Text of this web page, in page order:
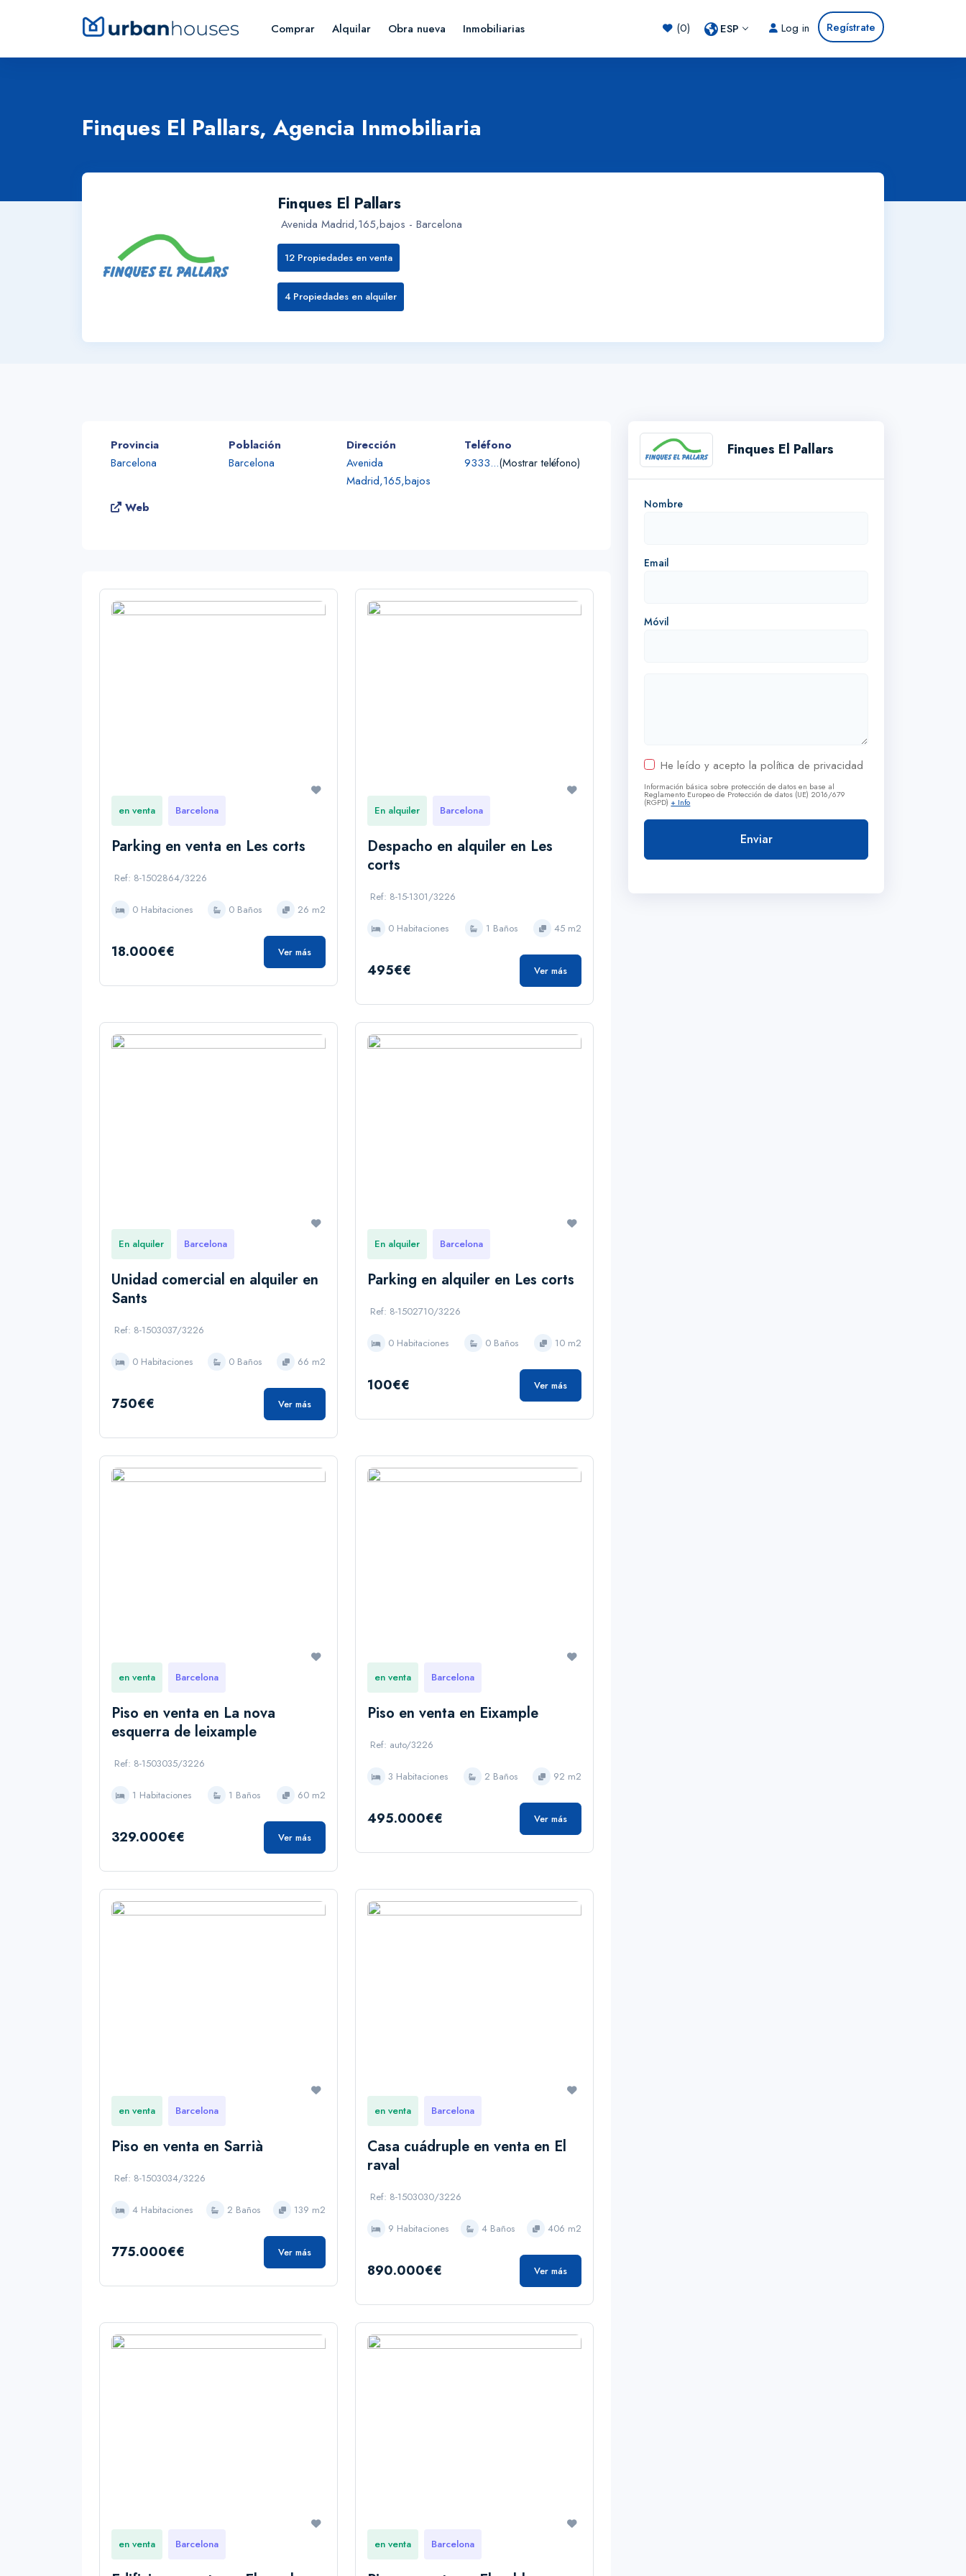
Comprar Alquilar Obra nueva Inmobiliarias Regístrate
Log in
ESP
(0)
Finques El Pallars, Agencia Inmobiliaria
Finques El Pallars
Avenida Madrid,165,bajos - Barcelona
12 Propiedades en venta
4 Propiedades en alquiler
Provincia
Barcelona
Población
Barcelona
Dirección
Avenida
Madrid,165,bajos
Teléfono
9333...(Mostrar teléfono)
Web
en venta Barcelona
Parking en venta en Les corts
Ref: 8-1502864/3226
0 Habitaciones 0 Baños 26 m2
18.000€€ Ver más
En alquiler Barcelona
Despacho en alquiler en Les
corts
Ref: 8-15-1301/3226
0 Habitaciones 1 Baños 45 m2
495€€ Ver más
En alquiler Barcelona
Unidad comercial en alquiler en
Sants
Ref: 8-1503037/3226
0 Habitaciones 0 Baños 66 m2
750€€ Ver más
En alquiler Barcelona
Parking en alquiler en Les corts
Ref: 8-1502710/3226
0 Habitaciones 0 Baños 10 m2
100€€ Ver más
en venta Barcelona
Piso en venta en La nova
esquerra de leixample
Ref: 8-1503035/3226
1 Habitaciones 1 Baños 60 m2
329.000€€ Ver más
en venta Barcelona
Piso en venta en Eixample
Ref: auto/3226
3 Habitaciones 2 Baños 92 m2
495.000€€ Ver más
en venta Barcelona
Piso en venta en Sarrià
Ref: 8-1503034/3226
4 Habitaciones 2 Baños 139 m2
775.000€€ Ver más
en venta Barcelona
Casa cuádruple en venta en El
raval
Ref: 8-1503030/3226
9 Habitaciones 4 Baños 406 m2
890.000€€ Ver más
en venta Barcelona en venta Barcelona
Finques El Pallars
Nombre
Email
Móvil
He leído y acepto la política de privacidad
Información básica sobre protección de datos en base al
Reglamento Europeo de Protección de datos (UE) 2016/679
(RGPD)+ Info